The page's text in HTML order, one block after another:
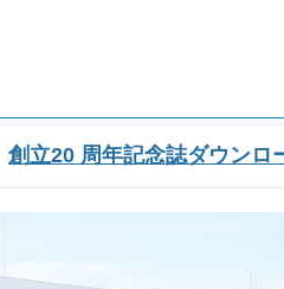
創立20 周年記念誌ダウンロ